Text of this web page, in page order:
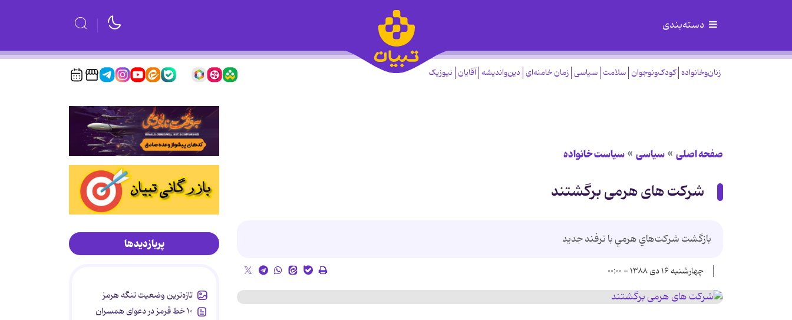
دسته‌بندی
زنان‌وخانواده کودک‌ونوجوان سلامت سیاسی زمان خامنه‌ای دین‌واندیشه آقایان نیوزیک
صفحه اصلی سیاسی سیاست خانواده
شرکت های هرمی برگشتند
بازگشت شركت‌هاي هرمي با ترفند جديد
چهارشنبه ۱۶ دی ۱۳۸۸ - ۰۰:۰۰
پربازدیدها
تازه‌ترین وضعیت تنگه هرمز
۱۰ خط قرمز در دعوای همسران